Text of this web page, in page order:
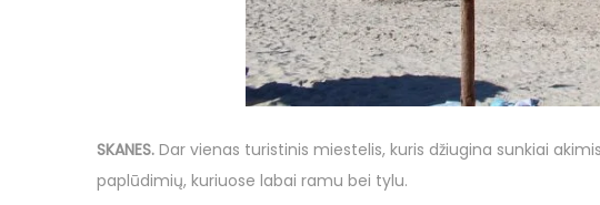
SKANES. Dar vienas turistinis miestelis, kuris džiugina sunkiai
paplūdimių, kuriuose labai ramu bei tylu.